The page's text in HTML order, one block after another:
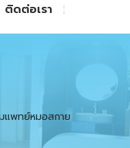
ติดต่อเรา
แพทย์หมอสกาย